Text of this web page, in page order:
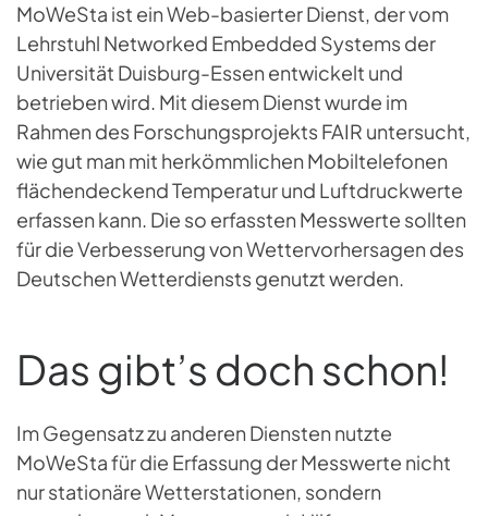
MoWeSta ist ein Web-basierter Dienst, der vom
Lehrstuhl Networked Embedded Systems der
Universität Duisburg-Essen entwickelt und
betrieben wird. Mit diesem Dienst wurde im
Rahmen des Forschungsprojekts FAIR untersucht,
wie gut man mit herkömmlichen Mobiltelefonen
flächendeckend Temperatur und Luftdruckwerte
erfassen kann. Die so erfassten Messwerte sollten
für die Verbesserung von Wettervorhersagen des
Deutschen Wetterdiensts genutzt werden.
Das gibt’s doch schon!
Im Gegensatz zu anderen Diensten nutzte
MoWeSta für die Erfassung der Messwerte nicht
nur stationäre Wetterstationen, sondern